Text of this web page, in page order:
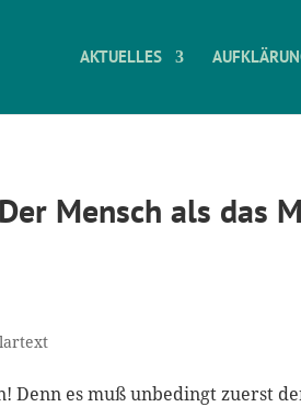
AKTUELLES
Mensch als das
Denn es muß unbedingt zuerst